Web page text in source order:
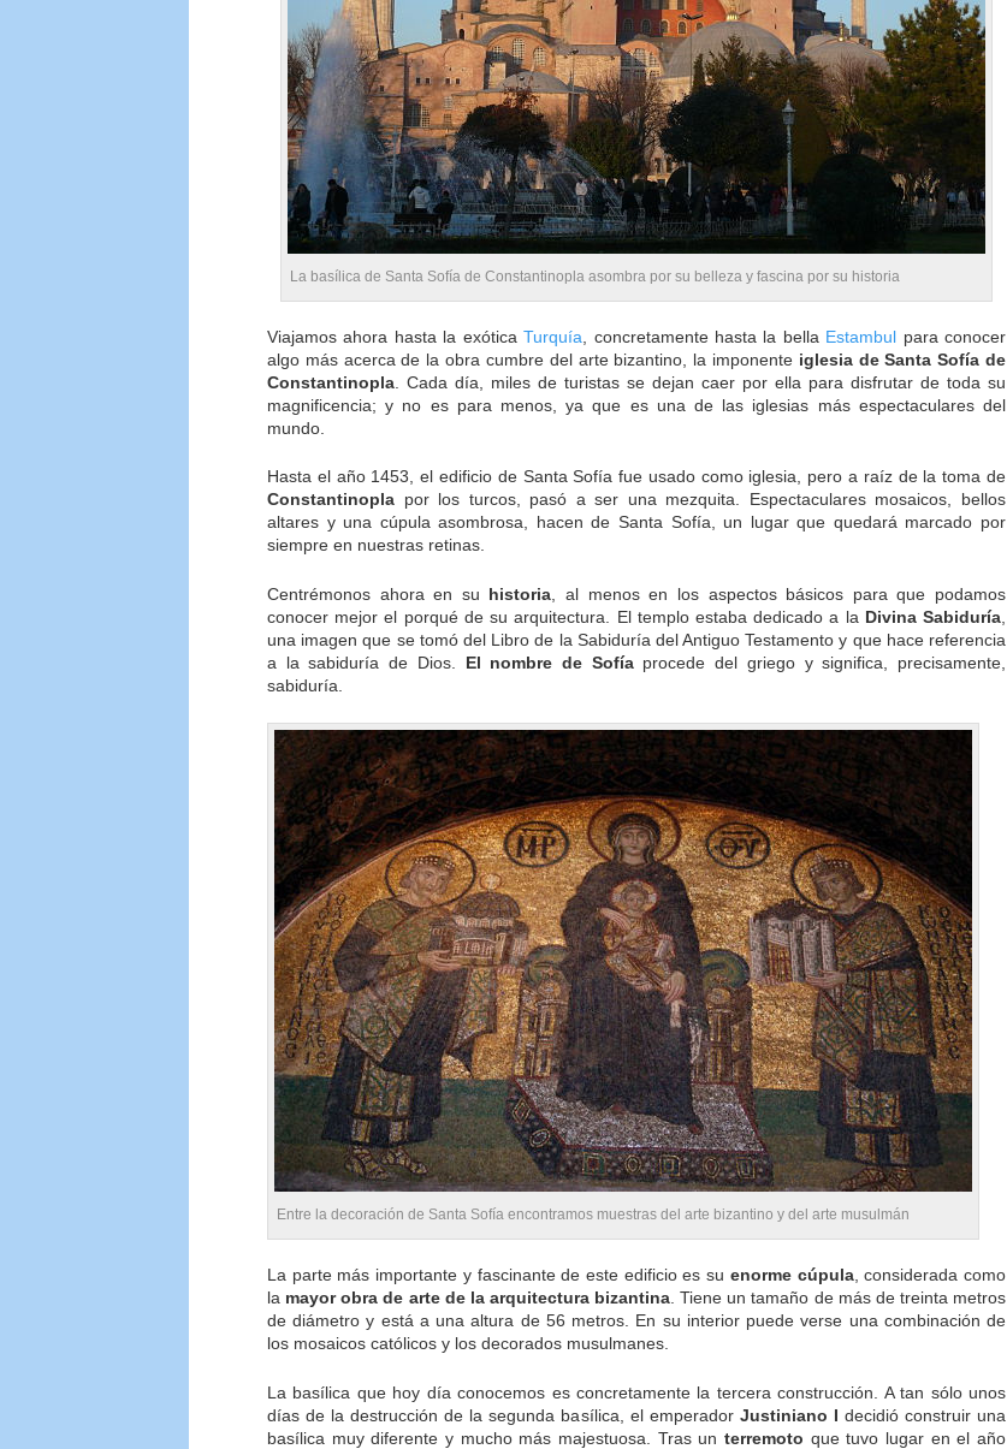
La basílica de Santa Sofía de Constantinopla asombra por su belleza y fascina por su historia
Viajamos ahora hasta la exóticaTurquía , concretamente hasta la bella Estambul para conocer
algo más acerca de la obra cumbre del arte bizantino, la imponente iglesia de Santa Sofía de
Constantinopla . Cada día, miles de turistas se dejan caer por ella para disfrutar de toda su
magnificencia; y no es para menos, ya que es una de las iglesias más espectaculares del
mundo.
Hasta el año 1453, el edificio de Santa Sofía fue usado como iglesia, pero a raíz de la toma de
Constantinopla por los turcos, pasó a ser una mezquita. Espectaculares mosaicos, bellos
altares y una cúpula asombrosa, hacen de Santa Sofía, un lugar que quedará marcado por
siempre en nuestras retinas.
Centrémonos ahora en su historia , al menos en los aspectos básicos para que podamos
conocer mejor el porqué de su arquitectura. El templo estaba dedicado a la Divina Sabiduría
una imagen que se tomó del Libro de la Sabiduría del Antiguo Testamento y que hace referencia
a la sabiduría de Dios. El nombre de Sofíaprocede del griego y significa, precisamente,
sabiduría.
Entre la decoración de Santa Sofía encontramos muestras del arte bizantino y del arte musulmán
La parte más importante y fascinante de este edificio es su enorme cúpula, considerada como
la mayor obra de arte de la arquitectura bizantina. Tiene un tamaño de más de treinta metros
de diámetro y está a una altura de 56 metros. En su interior puede verse una combinación de
los mosaicos católicos y los decorados musulmanes.
La basílica que hoy día conocemos es concretamente la tercera construcción. A tan sólo unos
días de la destrucción de la segunda basílica, el emperador Justiniano I decidió construir una
basílica muy diferente y mucho más majestuosa. Tras un terremoto que tuvo lugar en el año